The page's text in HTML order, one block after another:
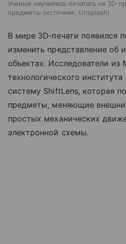
Ученые научились печатать на 3D-
предметы
источник: Unsplash
В мире 3D‑печати появился
изменить представление об
объектах. Исследователи из
технологического
систему ShiftLens, которая
предметы, меняющие
простых механических
электронной схемы.